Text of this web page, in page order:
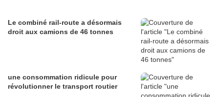
Le combiné rail-route a désormais
droit aux camions de 46 tonnes
une consommation ridicule pour
révolutionner le transport routier